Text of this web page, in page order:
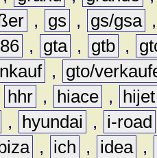
, gs , gs/gsa
, gta , gtb ,
,
gto/
hhr , hiace ,
hijet
, hyundai ,
i-road
, ich , idea ,